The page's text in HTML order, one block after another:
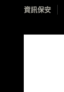
資訊保安